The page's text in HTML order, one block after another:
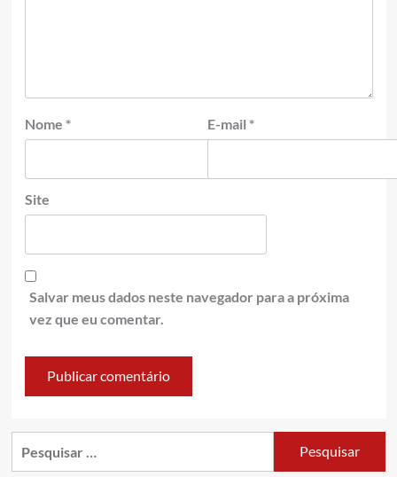
Nome * E-mail *
Site
Salvar meus dados neste navegador para a próxima
vez que eu comentar.